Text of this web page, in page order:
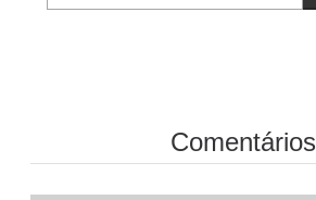
Comentários